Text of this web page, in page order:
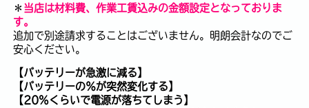
＊ 当店は材料費、作業工賃込みの金額設定となっておりま
す。
追加で別途請求することはございません。明朗会計なのでご
安心ください。
【バッテリーが急激に減る】
【バッテリーの％が突然変化する】
【20%くらいで電源が落ちてしまう】